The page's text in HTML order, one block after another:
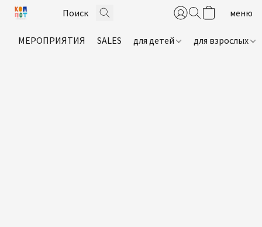
МЕРОПРИЯТИЯ SALES для детей для взрослых